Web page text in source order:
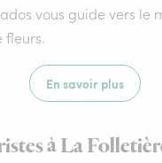
vous guide vers le
fleurs.
En savoir plus
à La